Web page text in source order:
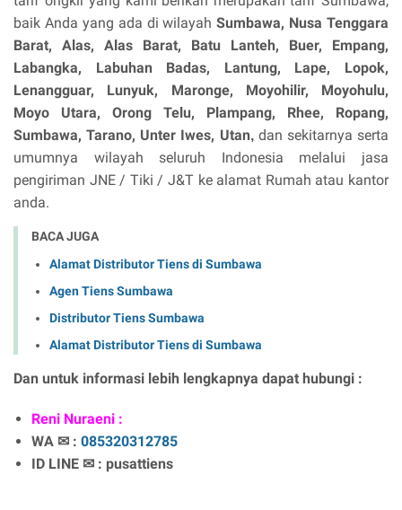
baik Anda yang ada di wilayahSumbawa, Nusa Tenggara
Barat, Alas, Alas Barat, Batu Lanteh, Buer, Empang,
Labangka, Labuhan Badas, Lantung, Lape, Lopok,
Lenangguar, Lunyuk, Maronge, Moyohilir, Moyohulu,
Moyo Utara, Orong Telu, Plampang, Rhee, Ropang,
Sumbawa, Tarano, Unter Iwes, Utan,dan sekitarnya serta
umumnya wilayah seluruh Indonesia melalui jasa
pengiriman JNE / Tiki / J&T ke alamat Rumah atau kantor
anda.
BACA JUGA
Alamat Distributor Tiens di Sumbawa
Agen Tiens Sumbawa
Distributor Tiens Sumbawa
Alamat Distributor Tiens di Sumbawa
Dan untuk informasi lebih lengkapnya dapat hubungi :
Reni Nuraeni :
WA ✉ : 085320312785
ID LINE ✉ : pusattiens